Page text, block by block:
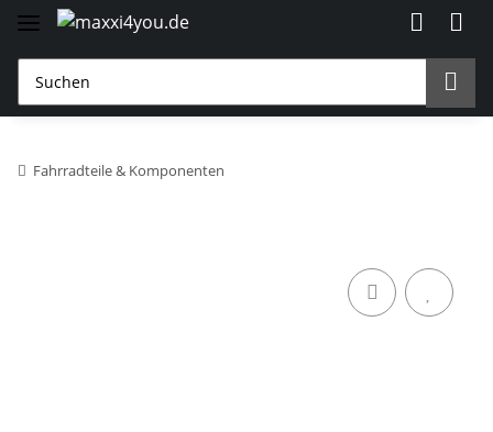
Fahrradteile & Komponenten